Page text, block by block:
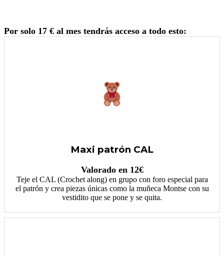
Por solo 17 € al mes tendrás acceso a todo esto:
Maxi patrón CAL
Valorado en 12€
Teje el CAL (Crochet along) en grupo con foro especial para
el patrón y crea piezas únicas como la muñeca Montse con su
vestidito que se pone y se quita.